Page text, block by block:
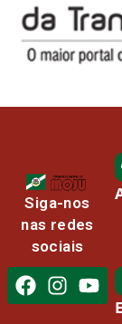
Siga-nos
nas redes
sociais